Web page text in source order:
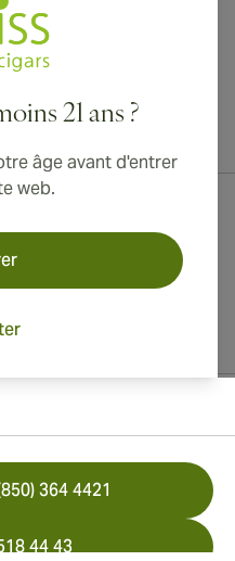
21 ans ?
âge avant d'entrer
web.
le Canada, le Royaume-Uni
364 4421
44 43